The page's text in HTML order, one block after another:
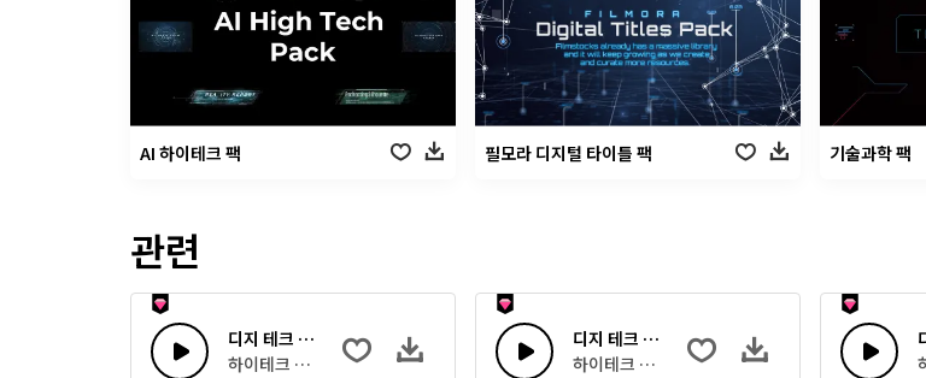
AI 하이테크 팩 필모라 디지털 타이틀 팩 기술과학 팩
관련
디지 테크 33
하이테크 디지털 컴퓨팅 사운드의 조합
디지 테크 32
하이테크 디지털 컴퓨팅 사운드의 조합